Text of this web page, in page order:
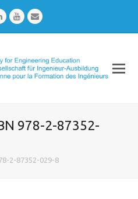
LinkedInYoutubeEmail
978-2-87352-
2-87352-029-8